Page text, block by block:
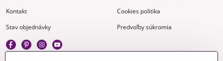
Kontakt
Cookies politika
Stav objednávky
Predvoľby súkromia